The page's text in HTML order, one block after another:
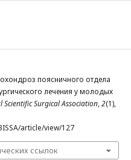
поясничного отдела
лечения у молодых
Surgical Association,2(1),
article/view/127
ссылок